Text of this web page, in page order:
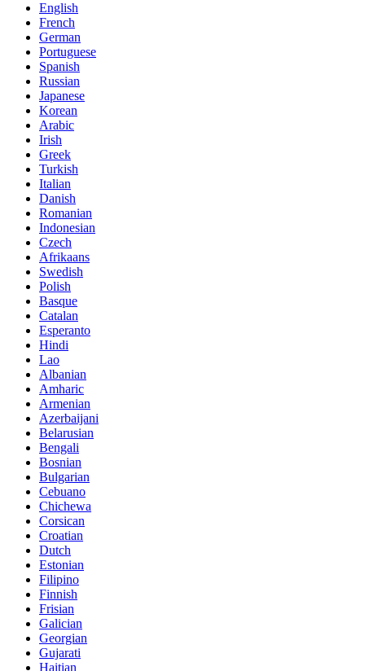
English
French
German
Portuguese
Spanish
Russian
Japanese
Korean
Arabic
Irish
Greek
Turkish
Italian
Danish
Romanian
Indonesian
Czech
Afrikaans
Swedish
Polish
Basque
Catalan
Esperanto
Hindi
Lao
Albanian
Amharic
Armenian
Azerbaijani
Belarusian
Bengali
Bosnian
Bulgarian
Cebuano
Chichewa
Corsican
Croatian
Dutch
Estonian
Filipino
Finnish
Frisian
Galician
Georgian
Gujarati
Haitian